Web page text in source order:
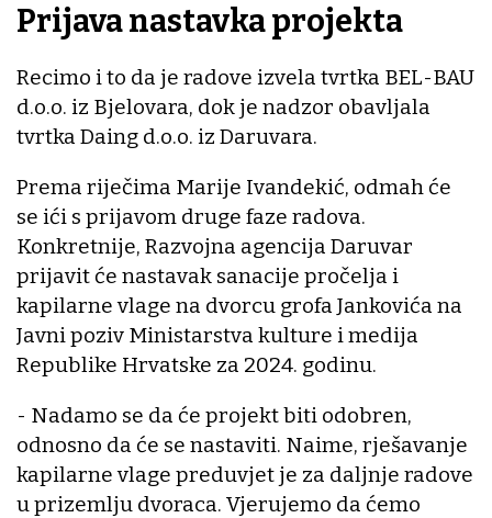
Prijava nastavka projekta
Recimo i to da je radove izvela tvrtka BEL-BAU
d.o.o. iz Bjelovara, dok je nadzor obavljala
tvrtka Daing d.o.o. iz Daruvara.
Prema riječima Marije Ivandekić, odmah će
se ići s prijavom druge faze radova.
Konkretnije, Razvojna agencija Daruvar
prijavit će nastavak sanacije pročelja i
kapilarne vlage na dvorcu grofa Jankovića na
Javni poziv Ministarstva kulture i medija
Republike Hrvatske za 2024. godinu.
- Nadamo se da će projekt biti odobren,
odnosno da će se nastaviti. Naime, rješavanje
kapilarne vlage preduvjet je za daljnje radove
u prizemlju dvoraca. Vjerujemo da ćemo